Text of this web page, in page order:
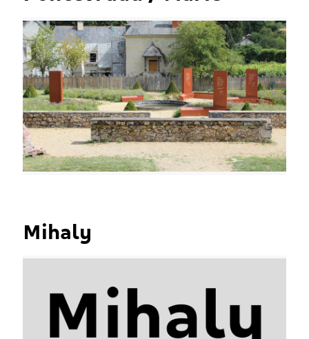
Mihaly